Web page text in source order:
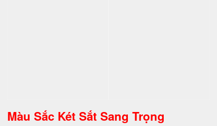
Màu Sắc Két Sắt Sang Trọng